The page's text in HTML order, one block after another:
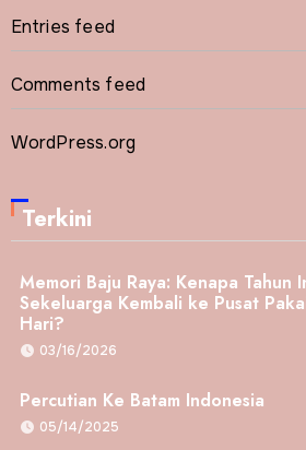
Entries feed
Comments feed
WordPress.org
Terkini
Memori Baju Raya: Kenapa Tahun
Sekeluarga Kembali ke Pusat
Hari?
03/16/2026
Percutian Ke Batam Indonesia
05/14/2025